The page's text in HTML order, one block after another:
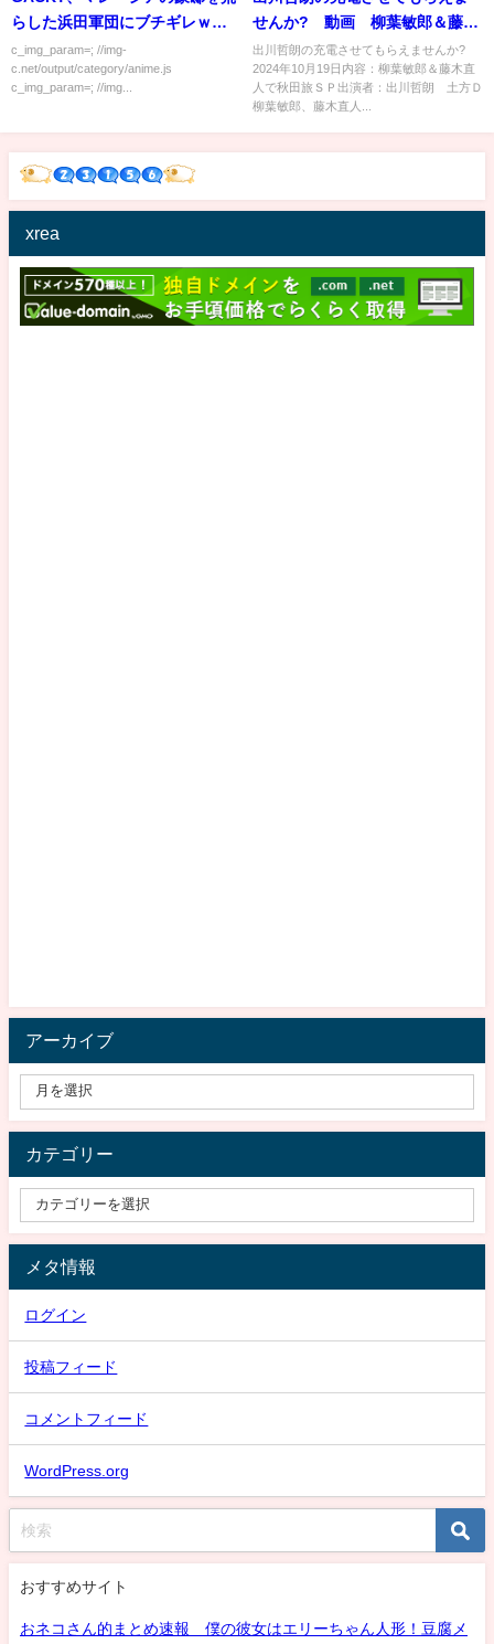
らした浜田軍団にブチギレｗｗ
ｗｗｗ
c_img_param=; //img-
c.net/output/category/anime.js
c_img_param=; //img...
せんか? 動画 柳葉敏郎＆藤木
直人で秋田旅ＳＰ 10月19日
出川哲朗の充電させてもらえませんか?
2024年10月19日内容：柳葉敏郎＆藤木直
人で秋田旅ＳＰ出演者：出川哲朗 土方Ｄ
柳葉敏郎、藤木直人...
xrea
アーカイブ
カテゴリー
メタ情報
ログイン
投稿フィード
コメントフィード
WordPress.org
おすすめサイト
おネコさん的まとめ速報 僕の彼女はエリーちゃん人形！豆腐メ